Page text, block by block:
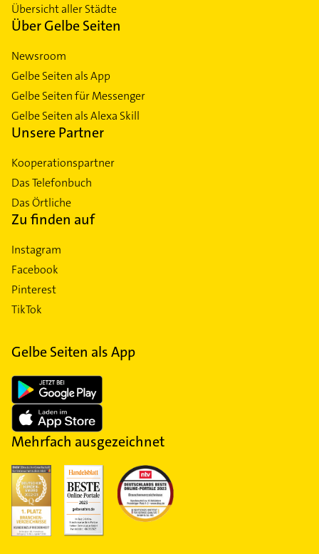
Übersicht aller Städte
Über Gelbe Seiten
Newsroom
Gelbe Seiten als App
Gelbe Seiten für Messenger
Gelbe Seiten als Alexa Skill
Unsere Partner
Kooperationspartner
Das Telefonbuch
Das Örtliche
Zu finden auf
Instagram
Facebook
Pinterest
TikTok
Gelbe Seiten als App
Mehrfach ausgezeichnet